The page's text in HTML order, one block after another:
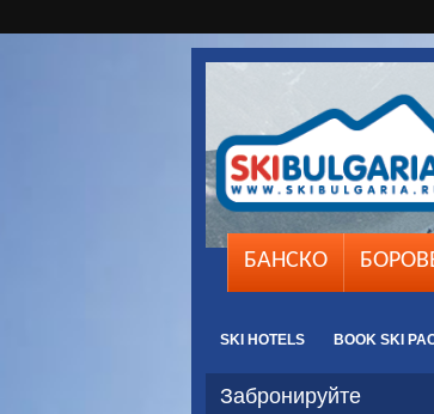
БАНСКО
SKI HOTELS BOOK SKI
Забронируйте